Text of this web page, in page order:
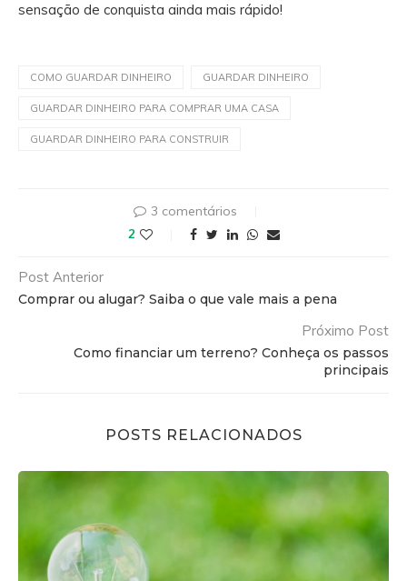
sensação de conquista ainda mais rápido!
COMO GUARDAR DINHEIRO GUARDAR DINHEIRO
GUARDAR DINHEIRO PARA COMPRAR UMA CASA
GUARDAR DINHEIRO PARA CONSTRUIR
3 comentários
2
Post Anterior
Comprar ou alugar? Saiba o que vale mais a pena
Próximo Post
Como financiar um terreno? Conheça os passos
principais
POSTS RELACIONADOS